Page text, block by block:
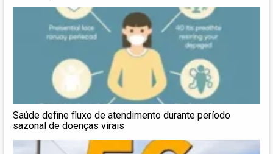
Saúde define fluxo de atendimento durante período
sazonal de doenças virais